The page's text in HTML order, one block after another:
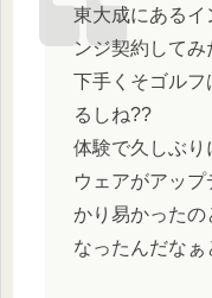
東大成にあるイ
ンジ契約してみ
下手くそゴル
るしね??
体験で久しぶり
ウェアがアッ
かり易かったの
なったんだなぁ